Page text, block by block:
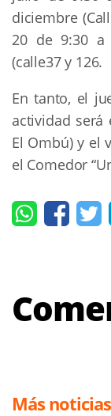
diciembre
20 de 9:30 a
(calle37 y 126.
En tanto, el
actividad será
El Ombú) y el
el Comedor
Más noticias